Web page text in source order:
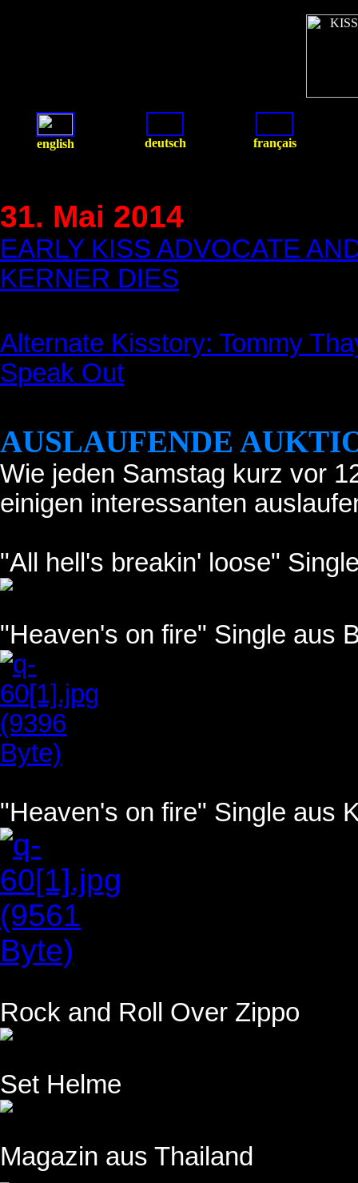
english deutsch français
31. Mai 2014
EARLY KISS ADVOCATE
KERNER DIES
Alternate Kisstory: Tommy
Speak Out
AUSLAUFENDE
Wie jeden Samstag kurz vor
einigen interessanten
"All hell's breakin' loose"
"Heaven's on fire" Single aus
"Heaven's on fire" Single aus
Rock and Roll Over Zippo
Set Helme
Magazin aus Thailand